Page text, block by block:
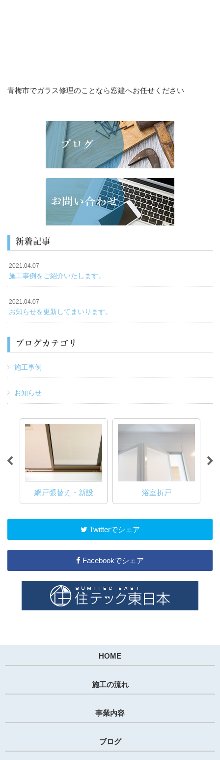
青梅市でガラス修理のことなら窓建へお任せください
新着記事
2021.04.07
施工事例をご紹介いたします。
2021.04.07
お知らせを更新してまいります。
ブログカテゴリ
施工事例
お知らせ
網戸張替え・新設 浴室折戸
Twitterでシェア
Facebookでシェア
HOME
施工の流れ
事業内容
ブログ